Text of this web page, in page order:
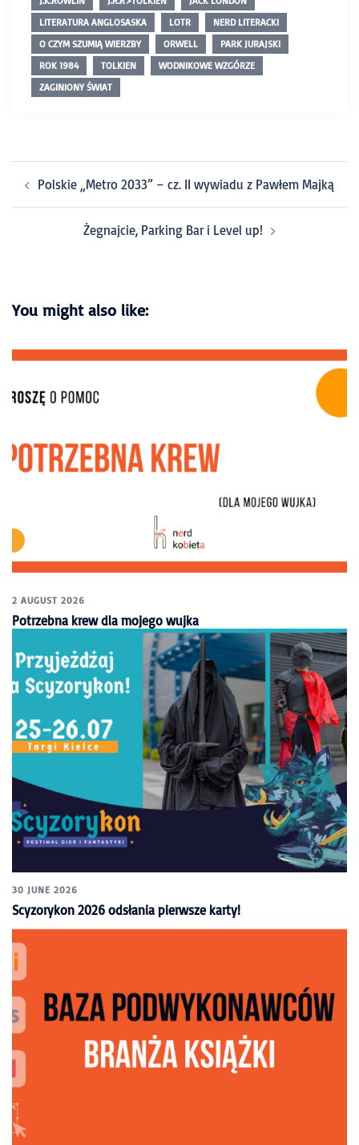
LITERATURA ANGLOSASKA
LOTR
NERD LITERACKI
O CZYM SZUMIĄ WIERZBY
ORWELL
PARK JURAJSKI
ROK 1984
TOLKIEN
WODNIKOWE WZGÓRZE
ZAGINIONY ŚWIAT
Polskie „Metro 2033” – cz. II wywiadu z Pawłem Majką
Żegnajcie, Parking Bar i Level up!
You might also like:
2 AUGUST 2026
Potrzebna krew dla mojego wujka
30 JUNE 2026
Scyzorykon 2026 odsłania pierwsze karty!